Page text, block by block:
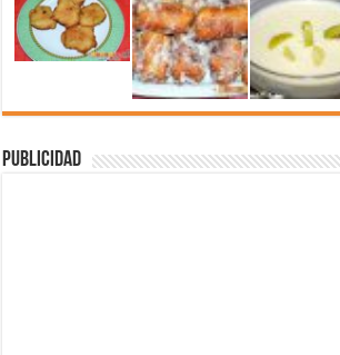
Publicidad